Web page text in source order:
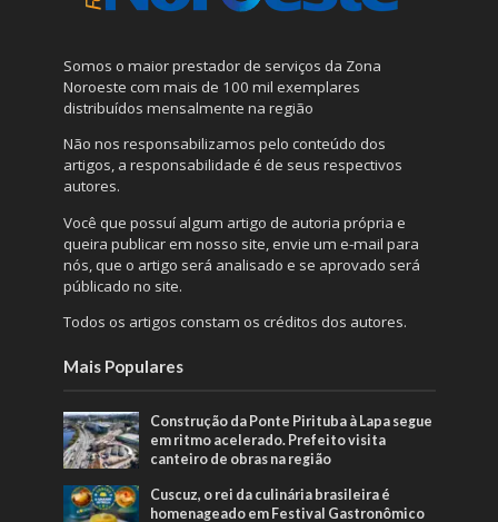
Somos o maior prestador de serviços da Zona
Noroeste com mais de 100 mil exemplares
distribuídos mensalmente na região
Não nos responsabilizamos pelo conteúdo dos
artigos, a responsabilidade é de seus respectivos
autores.
Você que possuí algum artigo de autoria própria e
queira publicar em nosso site, envie um e-mail para
nós, que o artigo será analisado e se aprovado será
públicado no site.
Todos os artigos constam os créditos dos autores.
Mais Populares
Construção da Ponte Pirituba à Lapa segue
em ritmo acelerado. Prefeito visita
canteiro de obras na região
Cuscuz, o rei da culinária brasileira é
homenageado em Festival Gastronômico